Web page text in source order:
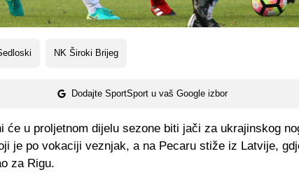
NK Široki Brijeg
Dodajte SportSport u vaš Google izbor
će u proljetnom dijelu sezone biti jači za ukrajinskog
je po vokaciji veznjak, a na Pecaru stiže iz Latvije,
za Rigu.